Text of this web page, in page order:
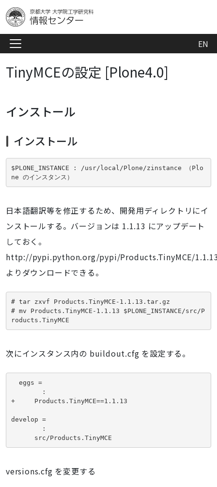
EN
TinyMCEの設定 [Plone4.0]
インストール
インストール
$PLONE_INSTANCE : /usr/local/Plone/zinstance （Plo
ne のインスタンス）
日本語翻訳等を修正するため、開発用ディレクトリにイ
ンストールする。バージョンは 1.1.13 にアップデート
しておく。
http://pypi.python.org/pypi/Products.TinyMCE/
よりダウンロードできる。
# tar zxvf Products.TinyMCE-1.1.13.tar.gz
# mv Products.TinyMCE-1.1.13 $PLONE_INSTANCE/src/P
roducts.TinyMCE
次にインスタンス内の buildout.cfg を設定する。
eggs =
:
+     Products.TinyMCE==1.1.13
develop =
      src/Products.TinyMCE
versions.cfg を変更する